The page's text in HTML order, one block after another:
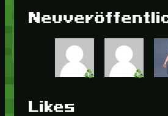
Likes